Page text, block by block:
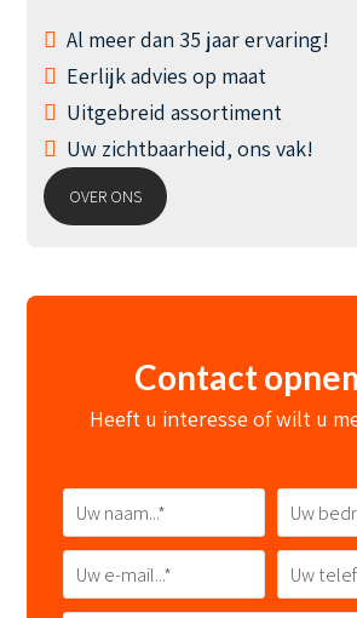
Al meer dan 35 jaar ervaring!
Eerlijk advies op maat
Uitgebreid assortiment
Uw zichtbaarheid, ons vak!
OVER ONS
Contact
Heeft u interesse of wilt u